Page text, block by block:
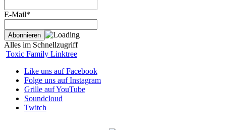
E-Mail*
Alles im Schnellzugriff
Toxic Family Linktree
Like uns auf Facebook
Folge uns auf Instagram
Grille auf YouTube
Soundcloud
Twitch